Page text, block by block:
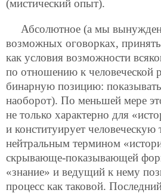
(мистический опыт).
Абсолютное (а мы
возможных оговорках,
как условия возможности
по отношению к человеческой
бинарную позицию:
наоборот). По меньшей мере
не только характерно для
и конституирует
нейтральным термином
скрывающе-показывающей
«знание» и ведущий к нему
процесс как таковой.